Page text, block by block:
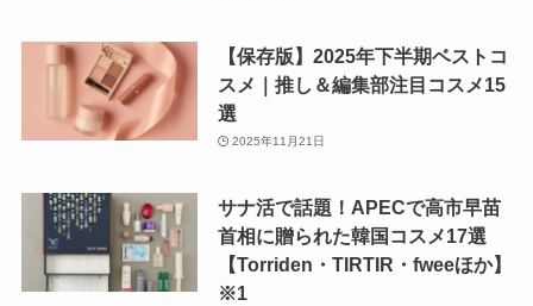
【保存版】2025年下半期ベストコ
スメ｜推し＆編集部注目コスメ15
選
2025年11月21日
サナ活で話題！APECで高市早苗
首相に贈られた韓国コスメ17選
【Torriden・TIRTIR・fweeほか】
※1